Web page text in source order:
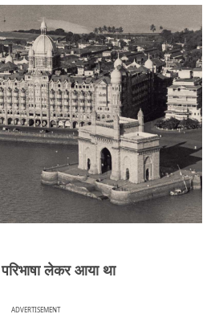
लेकर आया था
ADVERTISEMENT